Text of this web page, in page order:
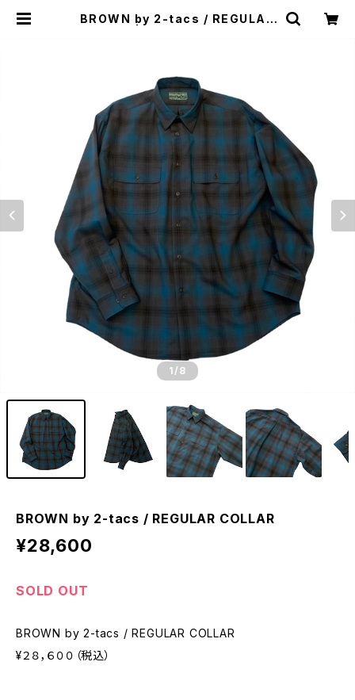
BROWN by 2-tacs / REGULAR
1 /8
BROWN by 2-tacs / REGULAR COLLAR
¥28,600
SOLD OUT
BROWN by 2-tacs / REGULAR COLLAR
¥２８，６００（税込）